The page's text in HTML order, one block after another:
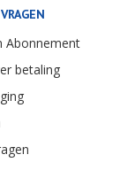
Abonnement
betaling